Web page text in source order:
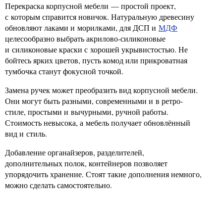
Перекраска корпусной мебели — простой проект,
с которым справится новичок. Натуральную древесину
обновляют лаками и морилками, для ДСП и МДФ
целесообразно выбрать акрилово-силиконовые
и силиконовые краски с хорошей укрывистостью. Не
бойтесь ярких цветов, пусть комод или прикроватная
тумбочка станут фокусной точкой.
Замена ручек может преобразить вид корпусной мебели.
Они могут быть разными, современными и в ретро-
стиле, простыми и вычурными, ручной работы.
Стоимость невысока, а мебель получает обновлённый
вид и стиль.
Добавление органайзеров, разделителей,
дополнительных полок, контейнеров позволяет
упорядочить хранение. Стоят такие дополнения немного,
можно сделать самостоятельно.